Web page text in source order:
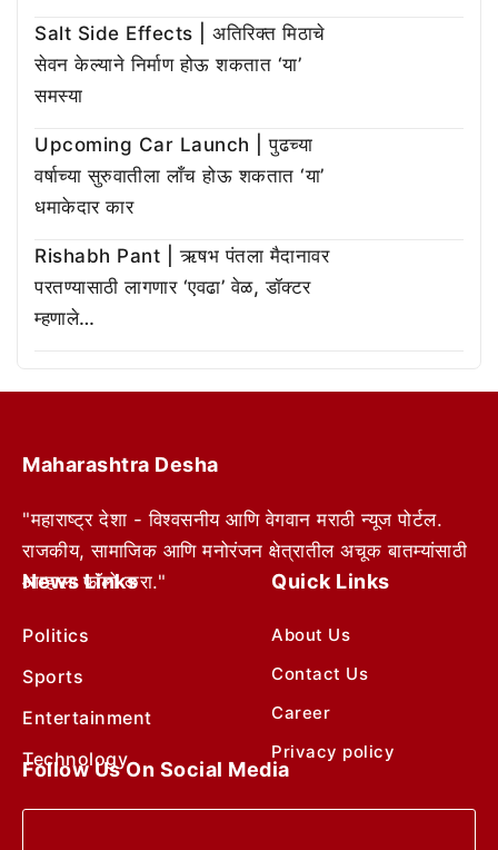
Salt Side Effects | अतिरिक्त मिठाचे
सेवन केल्याने निर्माण होऊ शकतात ‘या’
समस्या
Upcoming Car Launch | पुढच्या
वर्षाच्या सुरुवातीला लाँच होऊ शकतात ‘या’
धमाकेदार कार
Rishabh Pant | ऋषभ पंतला मैदानावर
परतण्यासाठी लागणार ‘एवढा’ वेळ, डॉक्टर
म्हणाले…
Maharashtra Desha
"महाराष्ट्र देशा - विश्वसनीय आणि वेगवान मराठी न्यूज पोर्टल.
राजकीय, सामाजिक आणि मनोरंजन क्षेत्रातील अचूक बातम्यांसाठी
आम्हाला फॉलो करा."
News Links
Politics
Sports
Entertainment
Technology
Quick Links
About Us
Contact Us
Career
Privacy policy
Follow Us On Social Media